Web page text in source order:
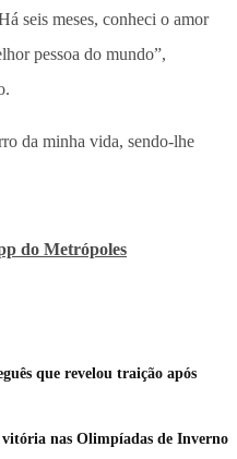
seis meses, conheci o amor
pessoa do mundo”,
da minha vida, sendo-lhe
do Metrópoles
que revelou traição após
nas Olimpíadas de Inverno